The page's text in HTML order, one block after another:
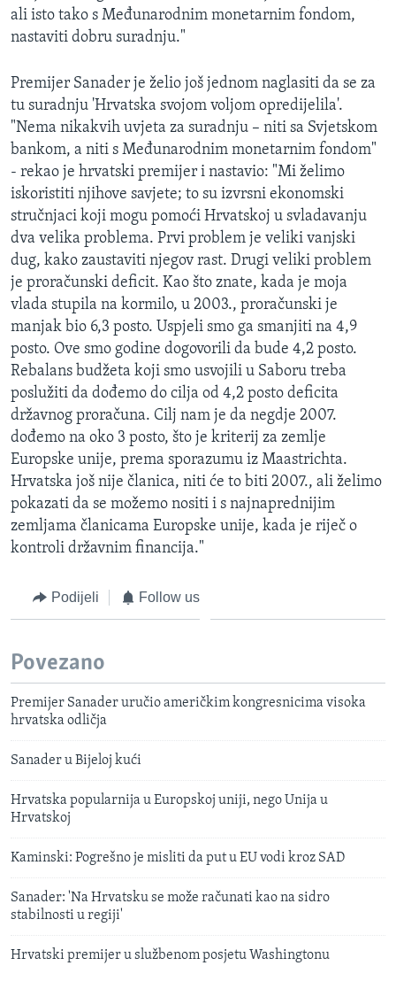
Jezici
ali isto tako s Međunarodnim monetarnim fondom,
nastaviti dobru suradnju."
Premijer Sanader je želio još jednom naglasiti da se za
tu suradnju 'Hrvatska svojom voljom opredijelila'.
"Nema nikakvih uvjeta za suradnju – niti sa Svjetskom
bankom, a niti s Međunarodnim monetarnim fondom"
- rekao je hrvatski premijer i nastavio: "Mi želimo
iskoristiti njihove savjete; to su izvrsni ekonomski
stručnjaci koji mogu pomoći Hrvatskoj u svladavanju
dva velika problema. Prvi problem je veliki vanjski
dug, kako zaustaviti njegov rast. Drugi veliki problem
je proračunski deficit. Kao što znate, kada je moja
vlada stupila na kormilo, u 2003., proračunski je
manjak bio 6,3 posto. Uspjeli smo ga smanjiti na 4,9
posto. Ove smo godine dogovorili da bude 4,2 posto.
Rebalans budžeta koji smo usvojili u Saboru treba
poslužiti da dođemo do cilja od 4,2 posto deficita
državnog proračuna. Cilj nam je da negdje 2007.
dođemo na oko 3 posto, što je kriterij za zemlje
Europske unije, prema sporazumu iz Maastrichta.
Hrvatska još nije članica, niti će to biti 2007., ali želimo
pokazati da se možemo nositi i s najnaprednijim
zemljama članicama Europske unije, kada je riječ o
kontroli državnim financija."
Podijeli Follow us
Povezano
Premijer Sanader uručio američkim kongresnicima visoka
hrvatska odličja
Sanader u Bijeloj kući
Hrvatska popularnija u Europskoj uniji, nego Unija u
Hrvatskoj
Kaminski: Pogrešno je misliti da put u EU vodi kroz SAD
Sanader: 'Na Hrvatsku se može računati kao na sidro
stabilnosti u regiji'
Hrvatski premijer u službenom posjetu Washingtonu